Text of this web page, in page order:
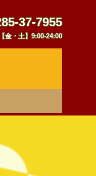
37-7955
金・土】9:00-24:00